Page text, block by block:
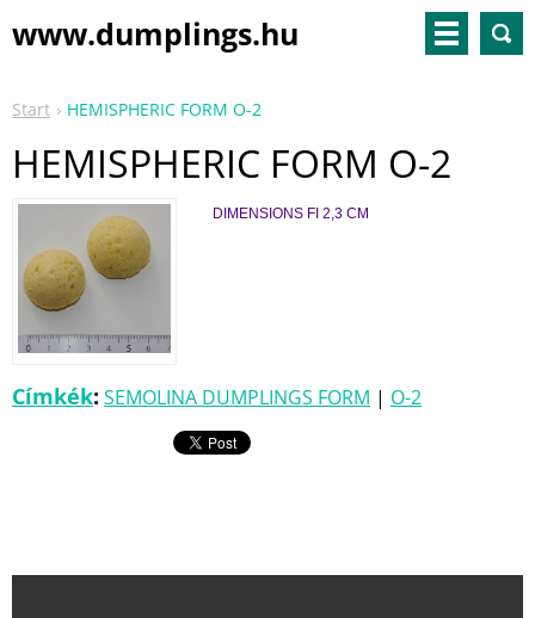
www.dumplings.hu
Start HEMISPHERIC FORM O-2
HEMISPHERIC FORM O-2
DIMENSIONS FI 2,3 CM
Címkék: SEMOLINA DUMPLINGS FORM | O-2